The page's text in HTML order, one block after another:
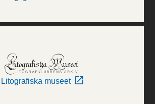
Litografiska museet